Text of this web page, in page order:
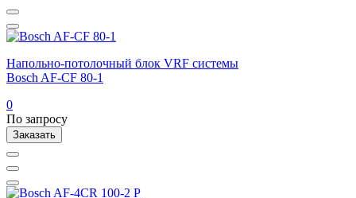
Напольно-потолочный блок VRF системы
Bosch AF-CF 80-1
0
По запросу
Заказать